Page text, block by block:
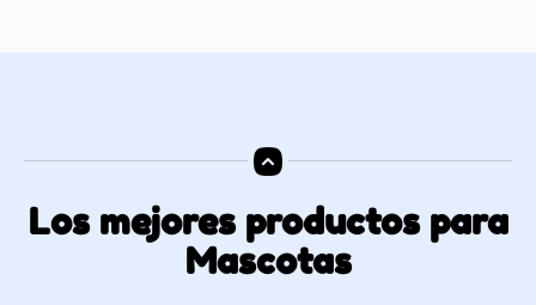
Los mejores productos para
Mascotas